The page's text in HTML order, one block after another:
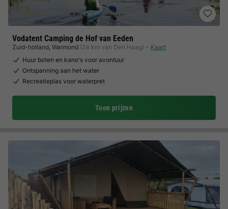
Vodatent Camping de Hof van Eeden
Zuid-holland, Warmond (24 km van Den Haag)
Kaart
Huur boten en kano's voor avontuur
Ontspanning aan het water
Recreatieplas voor waterpret
Toon prijzen